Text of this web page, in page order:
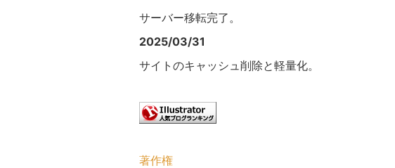
サーバー移転完了。
2025/03/31
サイトのキャッシュ削除と軽量化。
著作権